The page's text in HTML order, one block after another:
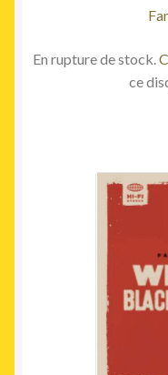
En rupture de stock.
ce